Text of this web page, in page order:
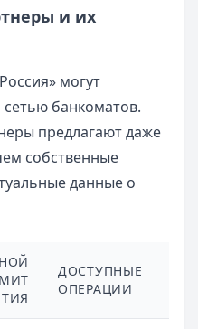
и их
могут
банкоматов.
предлагают даже
собственные
данные о
ДОСТУПНЫЕ
ОПЕРАЦИИ